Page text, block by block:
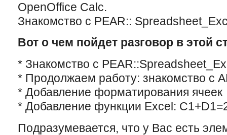
OpenOffice Calc.
Знакомство с PEAR::
Вот о чем пойдет разговор в этой
* Знакомство с
* Продолжаем работу: знакомство с
* Добавлениe форматирования ячеек
* Добавление функции Excel:
Подразумевается, что у Вас есть